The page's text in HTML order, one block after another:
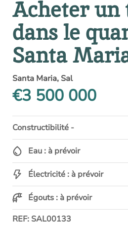
Acheter
dans le
Santa
Santa Maria, Sal
€3 500 000
Constructibilité -
Eau : à prévoir
Électricité : à prévoir
Égouts : à prévoir
REF: SAL00133